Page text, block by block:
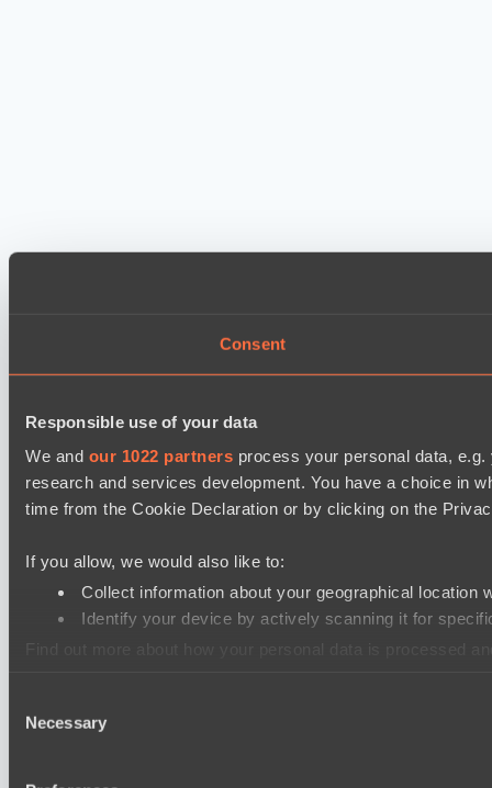
Consent
Responsible use of your data
We and our 1022 partners process your personal data,
research and services development. You have a choice in
time from the Cookie Declaration or by clicking on the
If you allow, we would also like to:
Collect information about your geographical location
Identify your device by actively scanning it for
Find out more about how your personal data is processed
information that you’ve provided to them or that they’ve
Selection
Necessary